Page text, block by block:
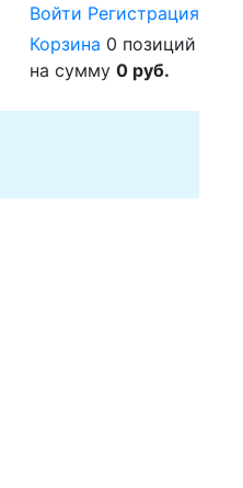
Войти Регистрация
Корзина 0 позиций
на сумму 0 руб.